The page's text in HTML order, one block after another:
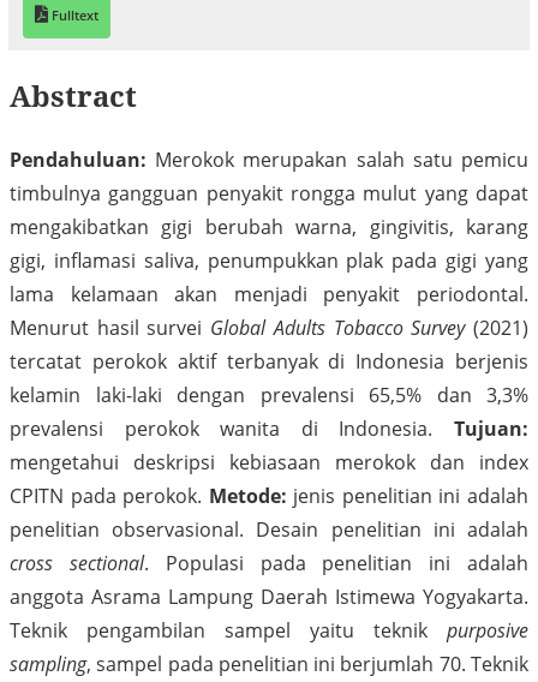
Fulltext
Abstract
Pendahuluan: Merokok merupakan salah satu pemicu
timbulnya gangguan penyakit rongga mulut yang dapat
mengakibatkan gigi berubah warna, gingivitis, karang
gigi, inflamasi saliva, penumpukkan plak pada gigi yang
lama kelamaan akan menjadi penyakit periodontal.
Menurut hasil survei Global Adults Tobacco Survey(2021)
tercatat perokok aktif terbanyak di Indonesia berjenis
kelamin laki-laki dengan prevalensi 65,5% dan 3,3%
prevalensi perokok wanita di Indonesia. Tujuan:
mengetahui deskripsi kebiasaan merokok dan index
CPITN pada perokok. Metode: jenis penelitian ini adalah
penelitian observasional. Desain penelitian ini adalah
cross sectional. Populasi pada penelitian ini adalah
anggota Asrama Lampung Daerah Istimewa Yogyakarta.
Teknik pengambilan sampel yaitu teknik purposive
sampling, sampel pada penelitian ini berjumlah 70. Teknik